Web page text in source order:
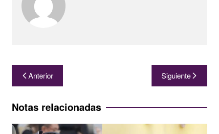
Navegación
de
entradas
Anterior Siguiente
Notas relacionadas